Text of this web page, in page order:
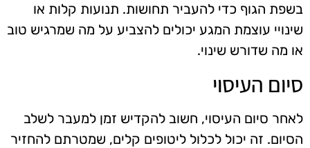
בשפת הגוף כדי להעביר תחושות. תנועות קלות או
שינויי עוצמת המגע יכולים להצביע על מה שמרגיש טוב
או מה שדורש שינוי.
סיום העיסוי
לאחר סיום העיסוי, חשוב להקדיש זמן למעבר לשלב
הסיום. זה יכול לכלול ליטופים קלים, שמטרתם להחזיר